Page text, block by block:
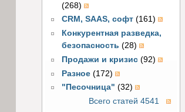
(268)
CRM, SAAS, софт (161)
Конкурентная разведка,
безопасность (28)
Продажи и кризис (92)
Разное (172)
"Песочница" (32)
Всего статей 4541